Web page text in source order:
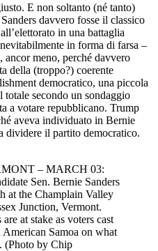
E non soltanto (né tanto)
davvero fosse il classico
in una battaglia
in forma di farsa –
ancor meno, perché davvero
della (troppo?) coerente
democratico, una piccola
secondo un sondaggio
a votare repubblicano. Trump
aveva individuato in Bernie
dividere il partito democratico.
– MARCH 03:
Sen. Bernie Sanders
at the Champlain Valley
Junction, Vermont.
at stake as voters cast
American Samoa on what
(Photo by Chip